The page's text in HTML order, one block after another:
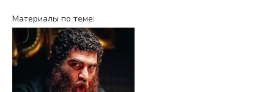
Материалы по теме: